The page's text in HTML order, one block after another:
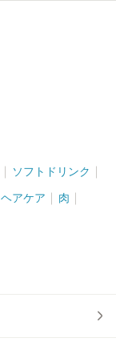
ソフトドリンク
ヘアケア 肉